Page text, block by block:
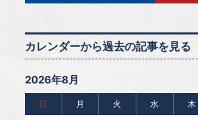
カレンダーから過去の記事を見る
2026年8月
日 月 火 水 木